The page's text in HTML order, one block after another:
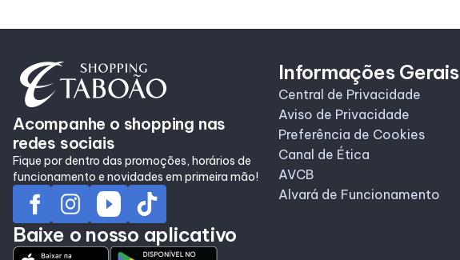
Acompanhe o shopping nas
redes sociais
Fique por dentro das promoções, horários de
funcionamento e novidades em primeira mão!
Baixe o nosso aplicativo
Informações Gerais
Central de Privacidade
Aviso de Privacidade
Preferência de Cookies
Canal de Ética
AVCB
Alvará de Funcionamento